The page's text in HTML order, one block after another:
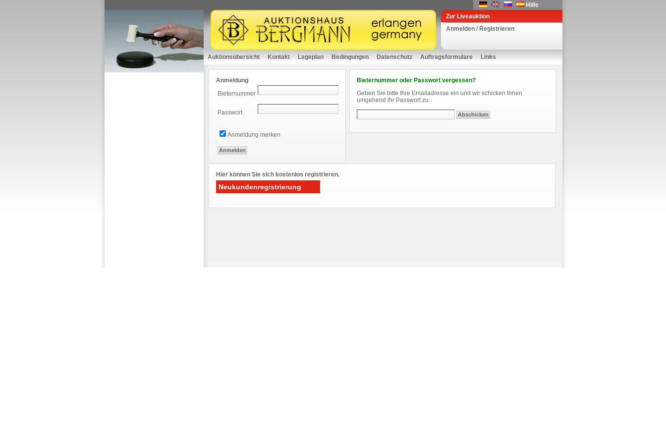
Hilfe
Zur Liveauktion
Anmelden / Registrieren
Auktionsübersicht Kontakt Lageplan Bedingungen Datenschutz Auftragsformulare Links
Anmeldung
Bieternummer
Passwort
Anmeldung merken
Bieternummer oder Passwort vergessen?
Geben Sie bitte Ihre Emailadresse ein und wir schicken Ihnen
umgehend Ihr Passwort zu.
Hier können Sie sich kostenlos registrieren.
Neukundenregistrierung